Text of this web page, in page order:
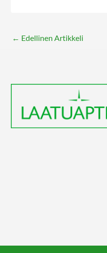
← Edellinen Artikkeli